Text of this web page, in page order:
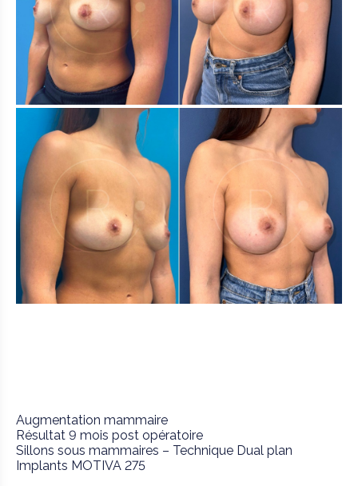
Augmentation mammaire
Résultat 9 mois post opératoire
Sillons sous mammaires – Technique Dual plan
Implants MOTIVA 275